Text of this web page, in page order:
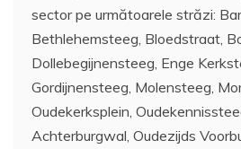
sector pe următoarele străzi:
Bethlehemsteeg, Bloedstraat,
Dollebegijnensteeg, Enge
Gordijnensteeg, Molensteeg,
Oudekerksplein,
Achterburgwal, Oudezijds